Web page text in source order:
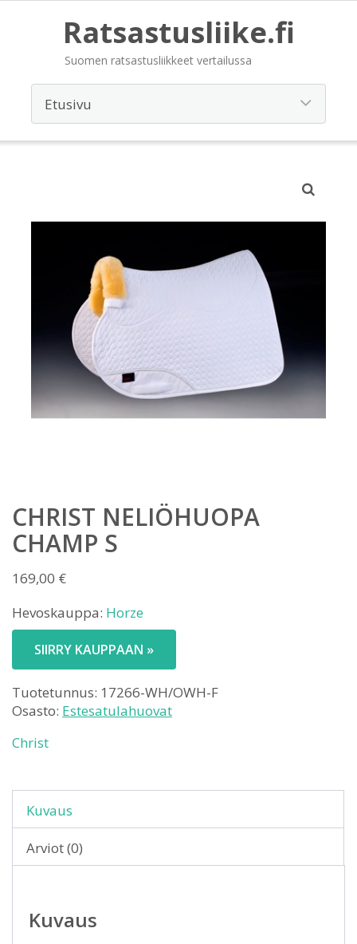
Ratsastusliike.fi
Suomen ratsastusliikkeet vertailussa
CHRIST NELIÖHUOPA
CHAMP S
169,00 €
Hevoskauppa: Horze
SIIRRY KAUPPAAN »
Tuotetunnus: 17266-WH/OWH-F
Osasto: Estesatulahuovat
Christ
Kuvaus
Arviot (0)
Kuvaus